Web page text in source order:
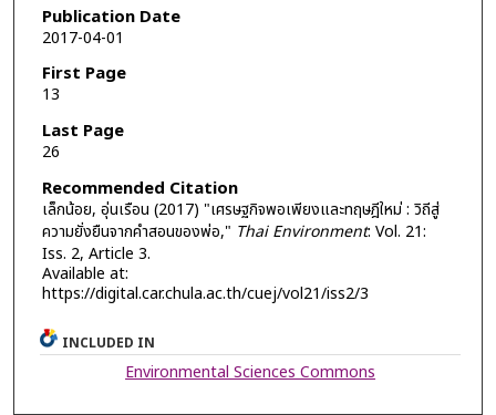
Publication Date
2017-04-01
First Page
13
Last Page
26
Recommended Citation
เล็กน้อย, อุ่นเรือน (2017) "เศรษฐกิจพอเพียงและทฤษฎีใหม่ : วิถีสู่
ความยั่งยืนจากคำสอนของพ่อ," Thai Environment: Vol. 21:
Iss. 2, Article 3.
Available at:
https://digital.car.chula.ac.th/cuej/vol21/iss2/3
INCLUDED IN
Environmental Sciences Commons